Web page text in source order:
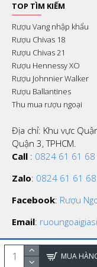
MUA
TOP TÌM KIẾM
Rượu Vang nhập khẩu
Rượu Chivas 18
Rượu Chivas 21
Rượu Hennessy XO
Rượu Johnnier Walker
Rượu Ballantines
Thu mua rượu ngoại
Địa chỉ: Khu vực
Quận 3, TPHCM.
Call : 0824 61 61 68
Zalo: 0824 61 61 68
Facebook: Rượu
Email: